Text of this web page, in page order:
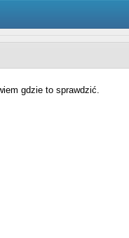
gdzie to sprawdzić.